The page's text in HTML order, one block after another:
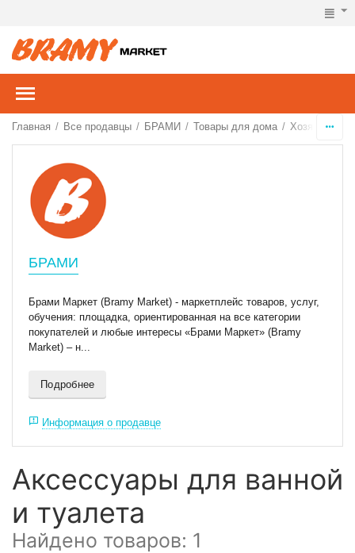
Главная / Все продавцы / БРАМИ / Товары для дома /
Аксессуары для ванной
и туалета
Найдено товаров: 1
БРАМИ
Брами Маркет (Bramy Market) - маркетплейс товаров, услуг,
обучения: площадка, ориентированная на все категории
покупателей и любые интересы «Брами Маркет» (Bramy
Market) – н...
Подробнее
Информация о продавце